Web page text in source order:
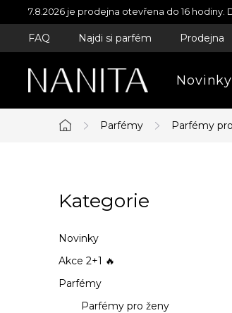
Přejít
na
obsah
7.8.2026 je prodejna otevřena do 16 hodiny.
FAQ Najdi si parfém Prodejna
Novinky
Domů
Parfémy Parfémy
o
s
t
r
Přeskočit
kategorie
Kategorie
Novinky
Akce 2+1 🔥
Parfémy
Parfémy pro ženy